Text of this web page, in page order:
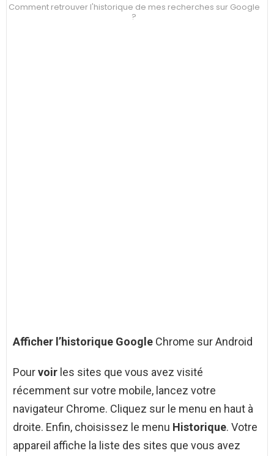
Comment retrouver l'historique de mes recherches sur Google
?
Afficher l’historique Google Chrome sur Android
Pourvoir les sites que vous avez visité
récemment sur votre mobile, lancez votre
navigateur Chrome. Cliquez sur le menu en haut à
droite. Enfin, choisissez le menu Historique. Votre
appareil affiche la liste des sites que vous avez